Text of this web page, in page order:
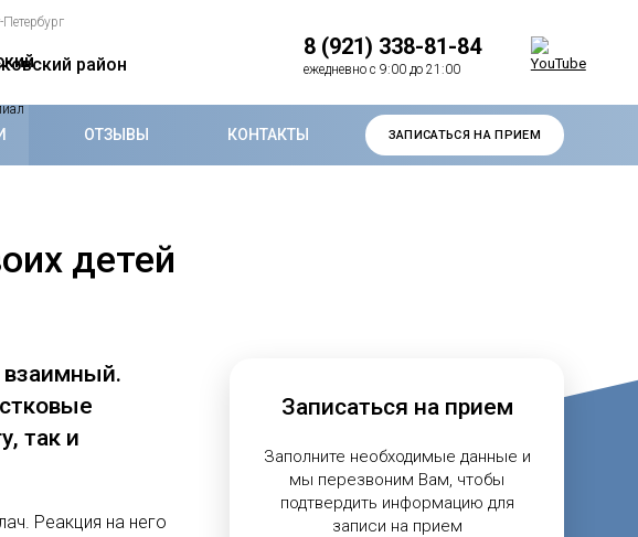
Петербург
район
8 (921) 338-81-84
ежедневно с 9:00 до 21:00
ОТЗЫВЫ КОНТАКТЫ ЗАПИСАТЬСЯ НА ПРИЕМ
детей
взаимный.
так и
Реакция на него
Записаться на прием
Заполните необходимые данные и
мы перезвоним Вам, чтобы
подтвердить информацию для
записи на прием